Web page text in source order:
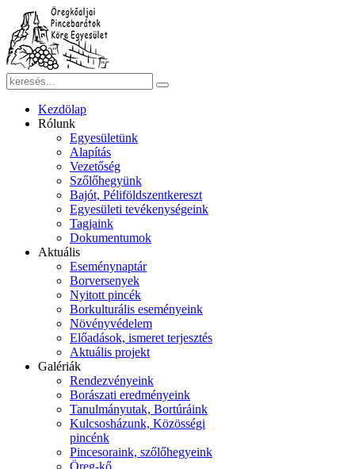
Kezdölap
Rólunk
Egyesületünk
Alapítás
Vezetőség
Szőlőhegyünk
Bajót, Péliföldszentkereszt
Egyesületi tevékenységeink
Tagjaink
Dokumentumok
Aktuális
Eseménynaptár
Borversenyek
Nyitott pincék
Borkulturális eseményeink
Növényvédelem
Előadások, ismeret terjesztés
Aktuális projekt
Galériák
Rendezvényeink
Borászati eredményeink
Tanulmányutak, Bortúráink
Kulcsosházunk, Közösségi
pincénk
Pincesoraink, szőlőhegyeink
Öreg-kő